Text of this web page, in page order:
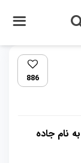
886
نام جاده